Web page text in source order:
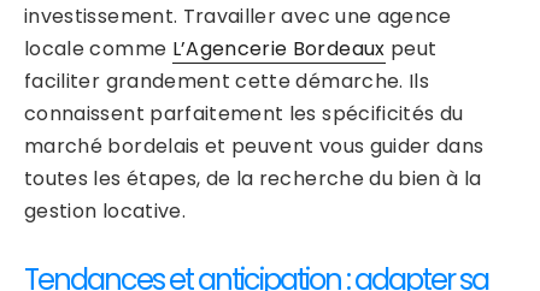
investissement. Travailler avec une agence
locale comme L’Agencerie Bordeaux peut
faciliter grandement cette démarche. Ils
connaissent parfaitement les spécificités du
marché bordelais et peuvent vous guider dans
toutes les étapes, de la recherche du bien à la
gestion locative.
Tendances et anticipation : adapter sa